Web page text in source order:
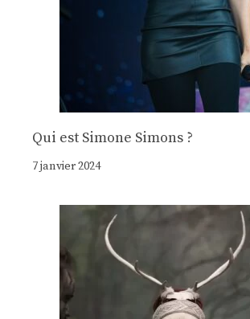
Qui est Simone Simons ?
7 janvier 2024